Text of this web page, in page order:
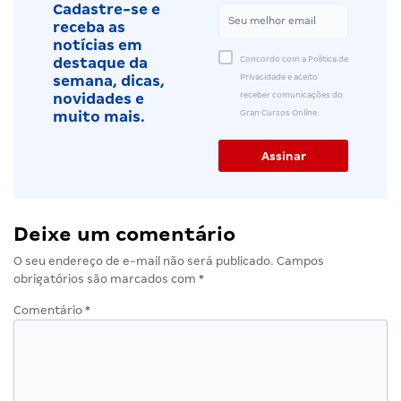
Cadastre-se e
receba as
notícias em
destaque da
semana, dicas,
novidades e
muito mais.
Concordo com a Política de
Privacidade e aceito
receber comunicações do
Gran Cursos Online.
Deixe um comentário
O seu endereço de e-mail não será publicado. Campos
obrigatórios são marcados com *
Comentário *